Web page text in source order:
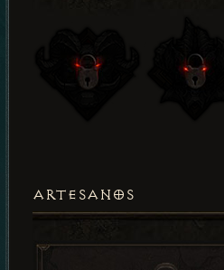
ARTESANOS